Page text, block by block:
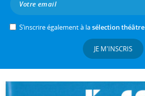
S’inscrire également à lasélection théâtre
JE M'INSCRIS